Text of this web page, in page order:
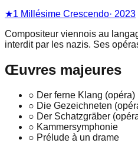
★1 Millésime Crescendo· 2023
Compositeur viennois au
interdit par les nazis. Ses
Œuvres majeures
○ Der ferne Klang (opéra)
○ Die Gezeichneten
○ Der Schatzgräber
○ Kammersymphonie
○ Prélude à un drame